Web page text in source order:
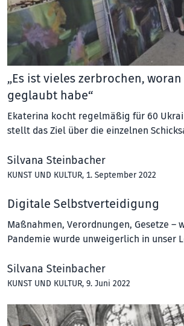
„Es ist vieles zerbrochen,
geglaubt habe“
Ekaterina kocht regelmäßig für 60
stellt das Ziel über die einzelnen
Silvana Steinbacher
KUNST UND KULTUR, 1. September 2022
Digitale Selbstverteidigung
Maßnahmen, Verordnungen, Gesetze –
Pandemie wurde unweigerlich in unser
Silvana Steinbacher
KUNST UND KULTUR, 9. Juni 2022